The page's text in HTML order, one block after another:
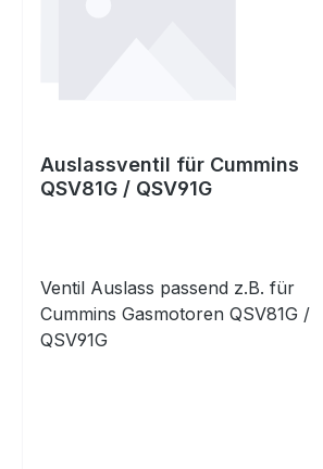
Auslassventil für Cummins
QSV81G / QSV91G
Ventil Auslass passend z.B. für
Cummins Gasmotoren QSV81G /
QSV91G